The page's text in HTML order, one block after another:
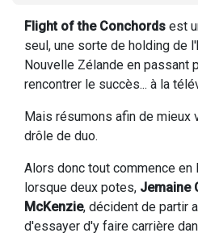
Flight of the Conchords est
seul, une sorte de holding de
Nouvelle Zélande en passant
rencontrer le succès... à la
Mais résumons afin de mieux
drôle de duo.
Alors donc tout commence en
lorsque deux potes, Jemaine
McKenzie, décident de partir
d'essayer d'y faire carrière